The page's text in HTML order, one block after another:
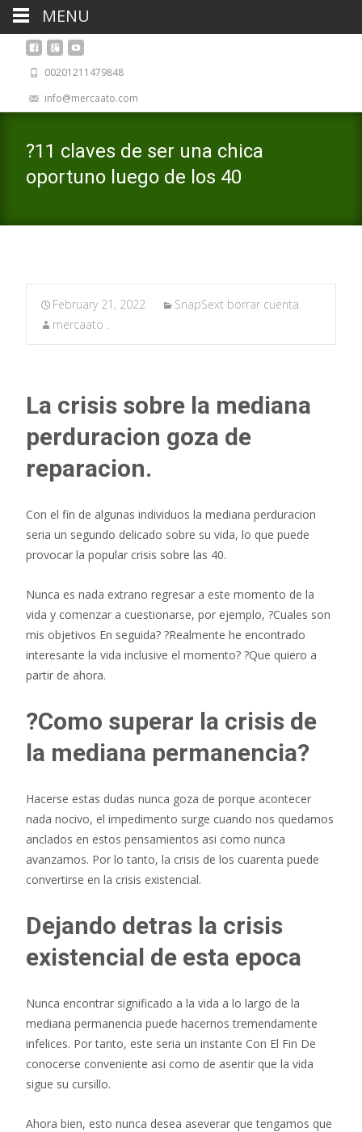
00201211479848
info@mercaato.com
?11 claves de ser una chica
oportuno luego de los 40
February 21, 2022
SnapSext borrar cuenta
mercaato .
La crisis sobre la mediana
perduracion goza de
reparacion.
Con el fin de algunas individuos la mediana perduracion
seri­a un segundo delicado sobre su vida, lo que puede
provocar la popular crisis sobre las 40.
Nunca es nada extrano regresar a este momento de la
vida y comenzar a cuestionarse, por ejemplo, ?Cuales son
mis objetivos En seguida? ?Realmente he encontrado
interesante la vida inclusive el momento? ?Que quiero a
partir de ahora.
?Como superar la crisis de
la mediana permanencia?
Hacerse estas dudas nunca goza de porque acontecer
nada nocivo, el impedimento surge cuando nos quedamos
anclados en estos pensamientos asi­ como nunca
avanzamos. Por lo tanto, la crisis de los cuarenta puede
convertirse en la crisis existencial.
Dejando detras la crisis
existencial de esta epoca
Nunca encontrar significado a la vida a lo largo de la
mediana permanencia puede hacernos tremendamente
infelices. Por tanto, este seri­a un instante Con El Fin De
conocerse conveniente asi­ como de asentir que la vida
sigue su cursillo.
Ahora bien, esto nunca desea aseverar que tengamos que
MENU